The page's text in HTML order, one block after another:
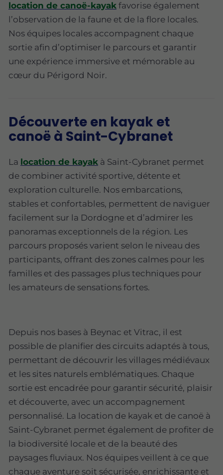
location de canoë-kayak favorise également
l’observation de la faune et de la flore locales.
Nos équipes locales accompagnent chaque
sortie afin d’optimiser le parcours et garantir
une expérience immersive et mémorable au
cœur du Périgord Noir.
Découverte en kayak et
canoë à Saint-Cybranet
La location de kayak à Saint-Cybranet permet
de combiner activité sportive, détente et
exploration culturelle. Nos embarcations,
stables et confortables, permettent de naviguer
facilement sur la Dordogne et d’admirer les
panoramas exceptionnels de la région. Les
parcours proposés varient selon le niveau des
participants, offrant des zones calmes pour les
familles et des passages plus techniques pour
les amateurs de sensations fortes.
Depuis nos bases à Beynac et Vitrac, il est
possible de planifier des circuits adaptés à tous,
permettant de découvrir les villages médiévaux
et les sites naturels emblématiques. Chaque
sortie est encadrée pour garantir sécurité, plaisir
et découverte, avec un accompagnement
personnalisé. La location de kayak et de canoë à
Saint-Cybranet permet également de profiter de
la biodiversité locale et de la beauté des
paysages fluviaux. Nos équipes veillent à ce que
chaque aventure soit sécurisée, enrichissante et